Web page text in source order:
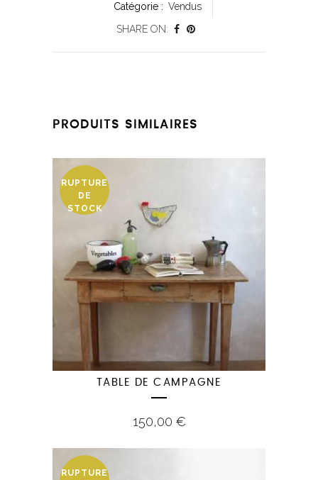
Catégorie : Vendus
SHARE ON:
PRODUITS SIMILAIRES
RUPTURE
DE
STOCK
TABLE DE CAMPAGNE
150,00 €
RUPTURE